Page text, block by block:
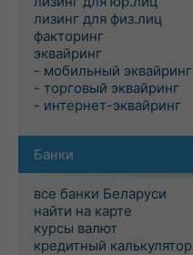
лизинг для физ.лиц
факторинг
эквайринг
- мобильный эквайринг
- торговый эквайринг
- интернет-эквайринг
Банки
все банки Беларуси
найти на карте
курсы валют
кредитный калькулятор